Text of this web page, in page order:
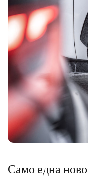
Само една